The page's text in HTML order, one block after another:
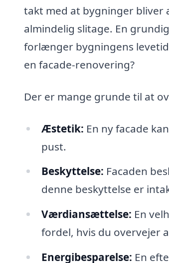
takt med at bygninger bliver
almindelig slitage. En
forlænger bygningens
en facade-renovering?
Der er mange grunde til at
Æstetik: En ny facade
pust.
Beskyttelse: Facaden
denne beskyttelse er
Værdiansættelse: En
fordel, hvis du overvejer
Energibesparelse: En